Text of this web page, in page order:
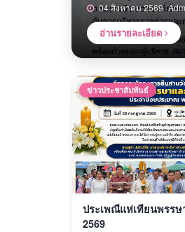
04 สิงหาคม 2569
อ่านรายละเอียด
ข่าวประชาสัมพันธ์
ประเพณีแห่เทียนพรรษ
2569